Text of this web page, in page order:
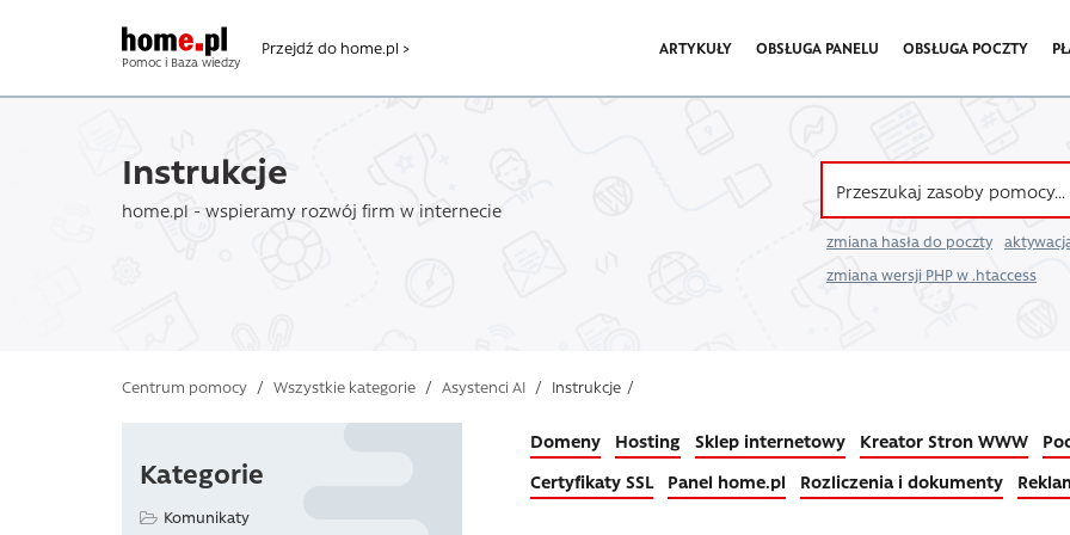
Pomoc i Baza wiedzy
Przejdź do home.pl > ARTYKUŁY OBSŁUGA PANELU OBSŁUGA POCZTY
Instrukcje
home.pl - wspieramy rozwój firm w internecie
zmiana hasła do poczty
zmiana wersji PHP w .htaccess
Centrum pomocy / Wszystkie kategorie / Asystenci AI / Instrukcje /
Domeny Hosting Sklep internetowy Kreator Stron WWW
Certyfikaty SSL
Panel home.pl Rozliczenia i dokumenty
Kategorie
Komunikaty